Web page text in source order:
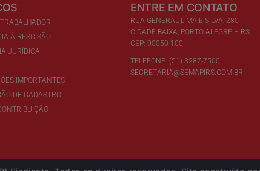
À RESCISÃO
JURÍDICA
IMPORTANTES
DE CADASTRO
ENTRE EM CONTATO
RUA GENERAL LIMA E SILVA, 280
CIDADE BAIXA, PORTO ALEGRE – RS
CEP: 90050-100
TELEFONE: (51) 3287-7500
SECRETARIA@SEMAPIRS.COM.BR